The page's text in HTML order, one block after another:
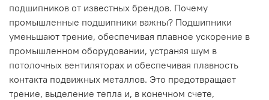
подшипников от известных брендов. Почему
промышленные подшипники важны? Подшипники
уменьшают трение, обеспечивая плавное ускорение в
промышленном оборудовании, устраняя шум в
потолочных вентиляторах и обеспечивая плавность
контакта подвижных металлов. Это предотвращает
трение, выделение тепла и, в конечном счете,